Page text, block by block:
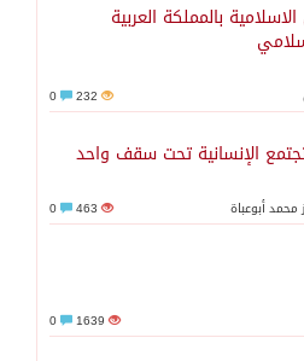
بالمملكة العربية
232
الإنسانية تحت سقف واحد
محمد أبوعباة 463
1639